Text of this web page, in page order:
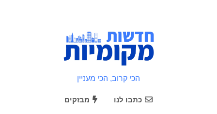
חדשות מקומיות
הכי קרוב, הכי מעניין
כתבו לנו מבזקים